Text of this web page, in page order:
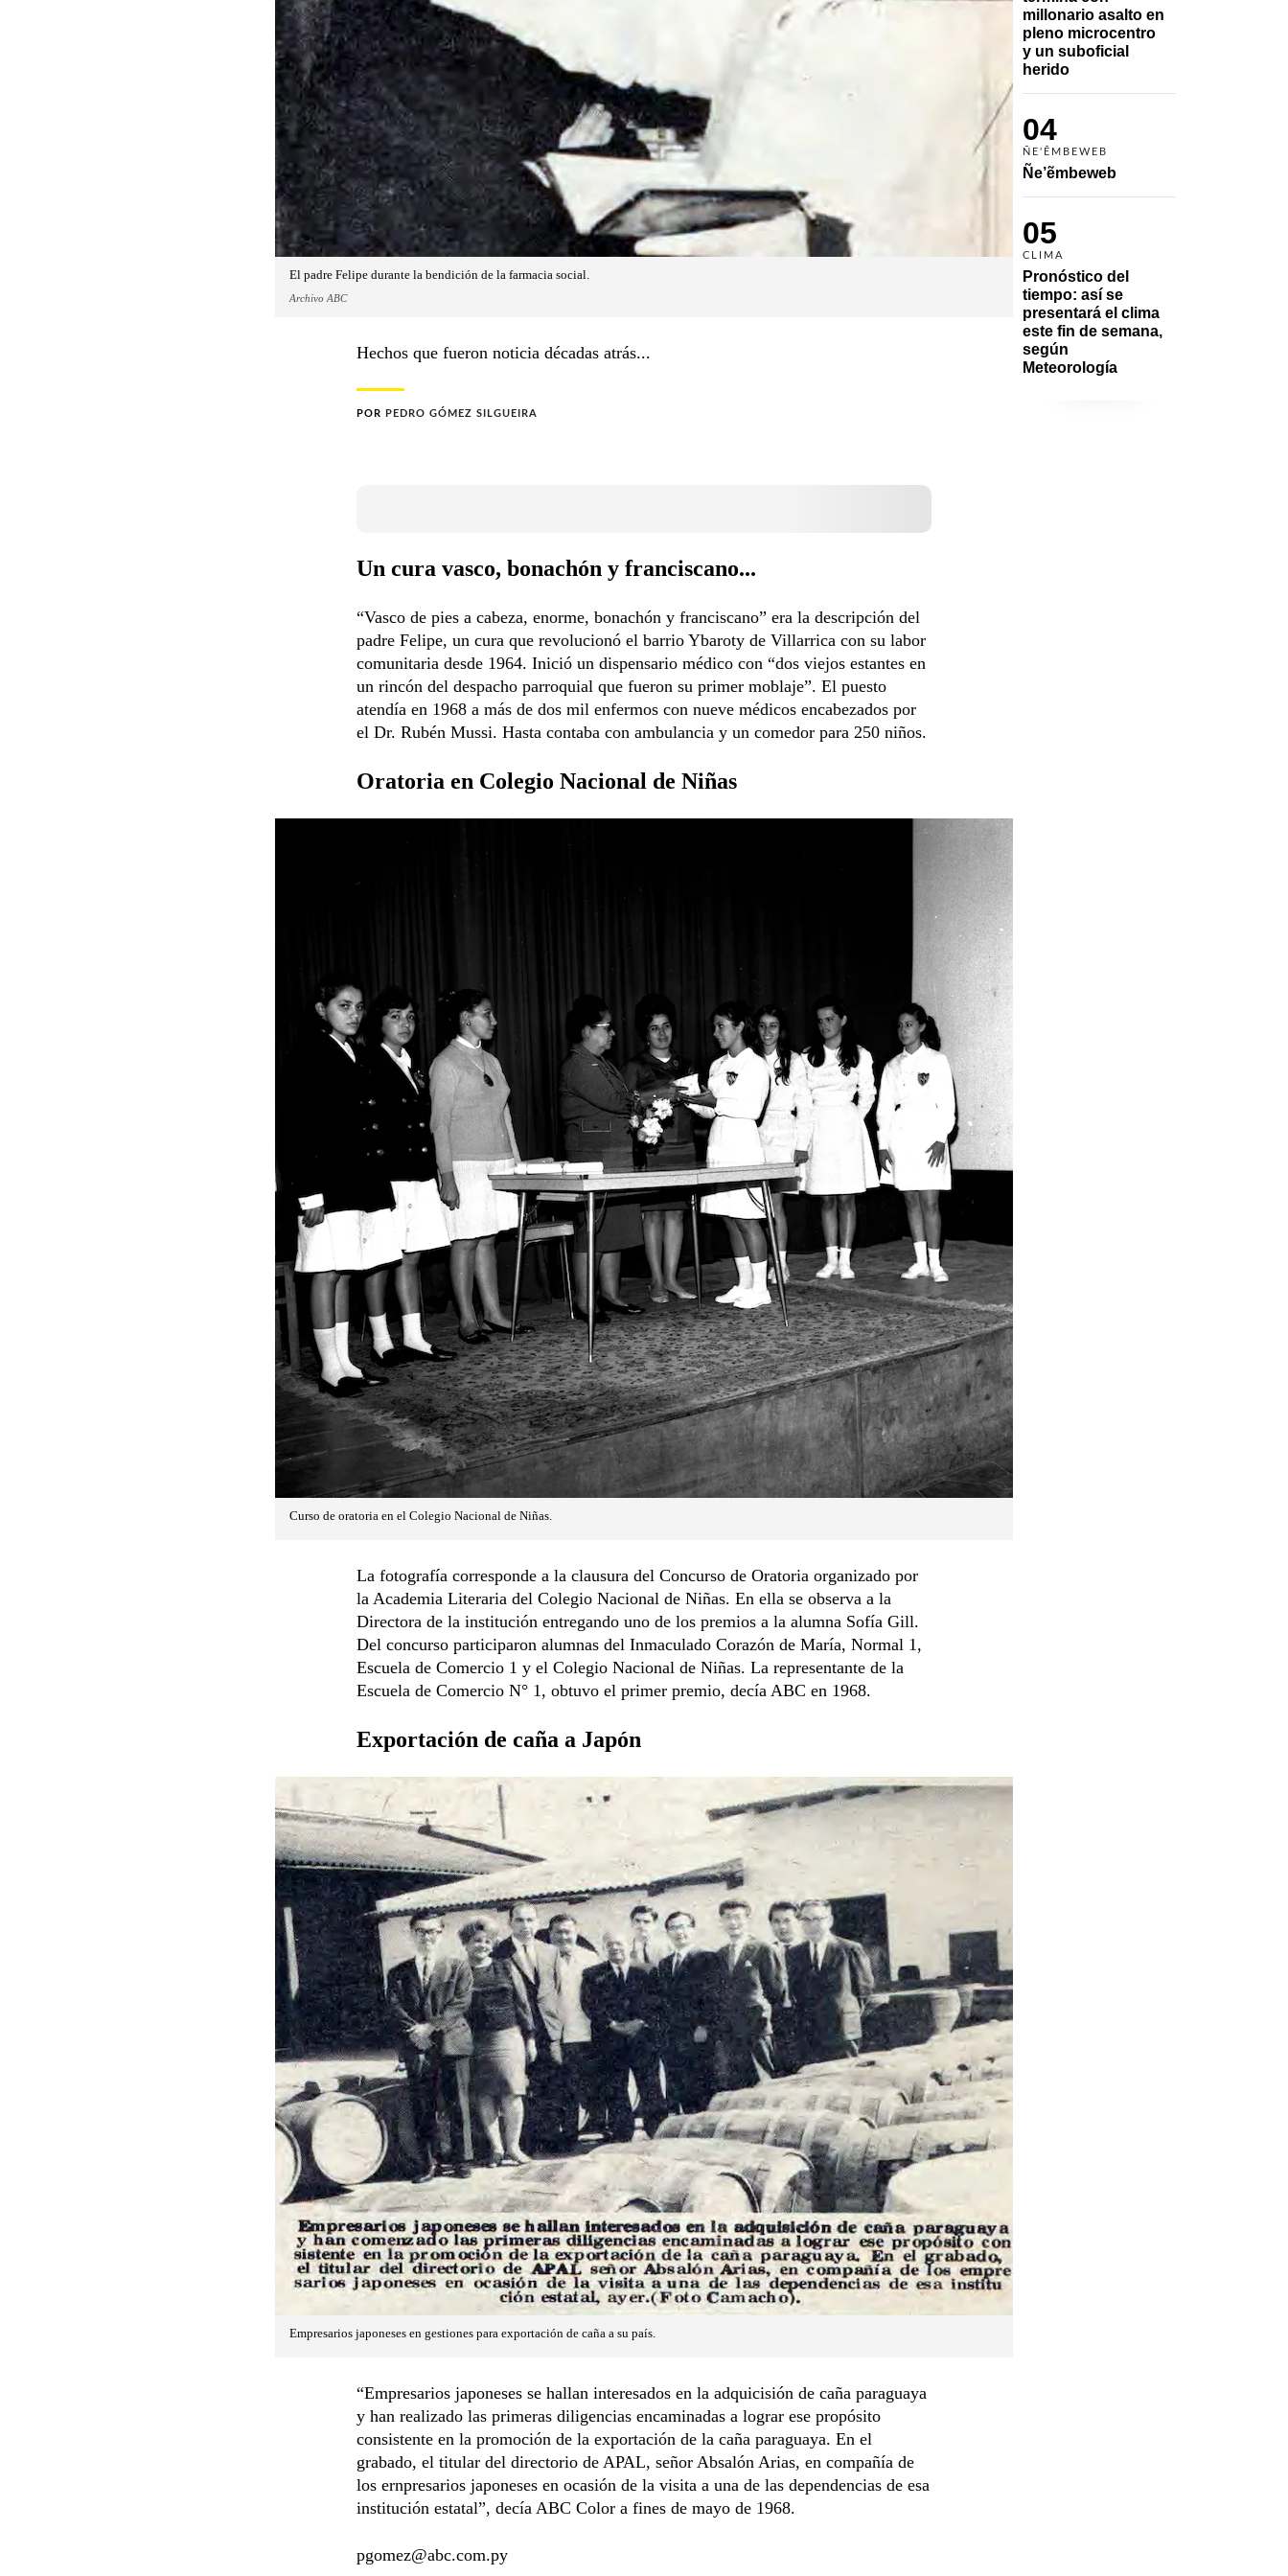
millonario asalto en
pleno microcentro
y un suboficial
herido
04
ÑE'ẼMBEWEB
Ñe’ẽmbeweb
05
CLIMA
Pronóstico del
tiempo: así se
presentará el clima
este fin de semana,
según
Meteorología
El padre Felipe durante la bendición de la farmacia social.
Archivo ABC
Hechos que fueron noticia décadas atrás...
POR PEDRO GÓMEZ SILGUEIRA
Un cura vasco, bonachón y franciscano...
“Vasco de pies a cabeza, enorme, bonachón y franciscano” era la descripción del
padre Felipe, un cura que revolucionó el barrio Ybaroty de Villarrica con su labor
comunitaria desde 1964. Inició un dispensario médico con “dos viejos estantes en
un rincón del despacho parroquial que fueron su primer moblaje”. El puesto
atendía en 1968 a más de dos mil enfermos con nueve médicos encabezados por
el Dr. Rubén Mussi. Hasta contaba con ambulancia y un comedor para 250 niños.
Oratoria en Colegio Nacional de Niñas
Curso de oratoria en el Colegio Nacional de Niñas.
La fotografía corresponde a la clausura del Concurso de Oratoria organizado por
la Academia Literaria del Colegio Nacional de Niñas. En ella se observa a la
Directora de la institución entregando uno de los premios a la alumna Sofía Gill.
Del concurso participaron alumnas del Inmaculado Corazón de María, Normal 1,
Escuela de Comercio 1 y el Colegio Nacional de Niñas. La representante de la
Escuela de Comercio N° 1, obtuvo el primer premio, decía ABC en 1968.
Exportación de caña a Japón
Empresarios japoneses en gestiones para exportación de caña a su país.
“Empresarios japoneses se hallan interesados en la adquicisión de caña paraguaya
y han realizado las primeras diligencias encaminadas a lograr ese propósito
consistente en la promoción de la exportación de la caña paraguaya. En el
grabado, el titular del directorio de APAL, señor Absalón Arias, en compañía de
los ernpresarios japoneses en ocasión de la visita a una de las dependencias de esa
institución estatal”, decía ABC Color a fines de mayo de 1968.
pgomez@abc.com.py